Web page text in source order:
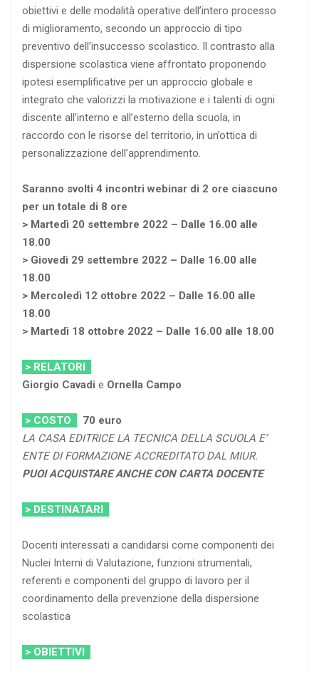
obiettivi e delle modalità operative dell’intero processo
di miglioramento, secondo un approccio di tipo
preventivo dell’insuccesso scolastico. Il contrasto alla
dispersione scolastica viene affrontato proponendo
ipotesi esemplificative per un approccio globale e
integrato che valorizzi la motivazione e i talenti di ogni
discente all’interno e all’esterno della scuola, in
raccordo con le risorse del territorio, in un’ottica di
personalizzazione dell’apprendimento.
Saranno svolti 4 incontri webinar di 2 ore ciascuno
per un totale di 8 ore
> Martedì 20 settembre 2022 – Dalle 16.00 alle
18.00
> Giovedì 29 settembre 2022 – Dalle 16.00 alle
18.00
> Mercoledì 12 ottobre 2022 – Dalle 16.00 alle
18.00
> Martedì 18 ottobre 2022 – Dalle 16.00 alle 18.00
> RELATORI
Giorgio Cavadi e Ornella Campo
> COSTO 70 euro
LA CASA EDITRICE LA TECNICA DELLA SCUOLA E’
ENTE DI FORMAZIONE ACCREDITATO DAL MIUR.
PUOI ACQUISTARE ANCHE CON CARTA DOCENTE
> DESTINATARI
Docenti interessati a candidarsi come componenti dei
Nuclei Interni di Valutazione, funzioni strumentali,
referenti e componenti del gruppo di lavoro per il
coordinamento della prevenzione della dispersione
scolastica
> OBIETTIVI